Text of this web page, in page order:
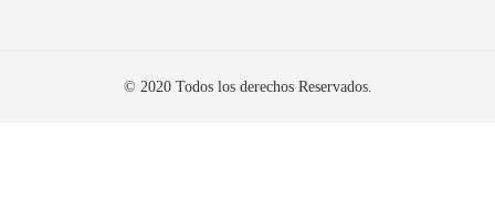
© 2020 Todos los derechos Reservados.